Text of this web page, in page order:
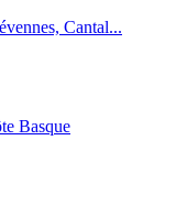
Cantal...
Basque